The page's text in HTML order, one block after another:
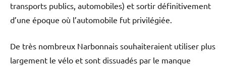
transports publics, automobiles) et sortir définitivement
d’une époque où l’automobile fut privilégiée.
De très nombreux Narbonnais souhaiteraient utiliser plus
largement le vélo et sont dissuadés par le manque